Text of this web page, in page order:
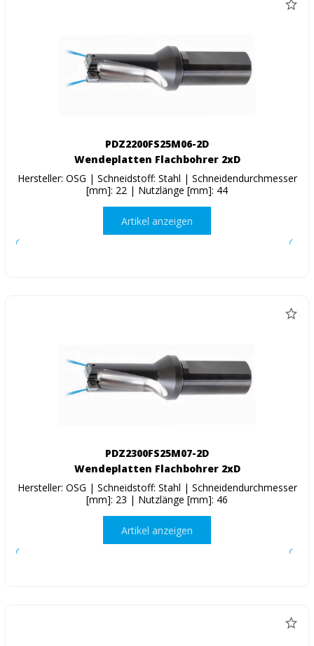
PDZ2200FS25M06-2D
Wendeplatten Flachbohrer 2xD
Hersteller: OSG | Schneidstoff: Stahl | Schneidendurchmesser
[mm]: 22 | Nutzlänge [mm]: 44
Artikel anzeigen
PDZ2300FS25M07-2D
Wendeplatten Flachbohrer 2xD
Hersteller: OSG | Schneidstoff: Stahl | Schneidendurchmesser
[mm]: 23 | Nutzlänge [mm]: 46
Artikel anzeigen